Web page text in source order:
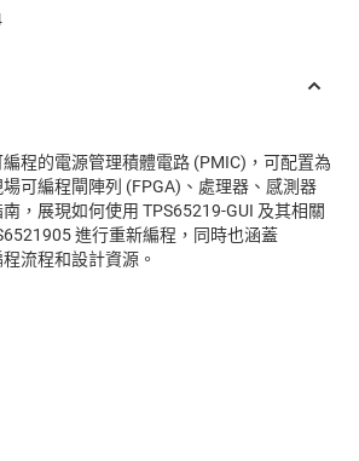
程的電源管理積體電路 (PMIC)，可配置為
可編程閘陣列 (FPGA)、處理器、感測器
，展現如何使用 TPS65219-GUI 及其相關
進行重新編程，同時也涵蓋
流程和設計資源。